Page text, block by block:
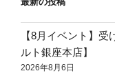
【8月イベント】
ルト銀座本店】
2026年8月6日